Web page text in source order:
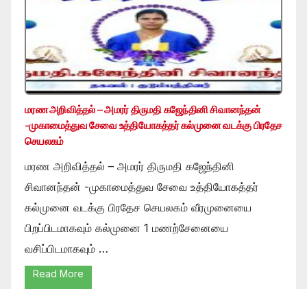
மரண அறிவித்தல் – அமரர் திருமதி கஜேந்தினி சிவானந்தன்
-முகாமைத்துவ சேவை உத்தியோகத்தர் கல்முனை வடக்கு பிரதேச
செயலகம்
மரண அறிவித்தல் – அமரர் திருமதி கஜேந்தினி
சிவானந்தன் -முகாமைத்துவ சேவை உத்தியோகத்தர்
கல்முனை வடக்கு பிரதேச செயலகம் வீரமுனையை
பிறப்பிடமாகவும் கல்முனை 1 மணற்சேனையை
வசிப்பிடமாகவும் …
Read More